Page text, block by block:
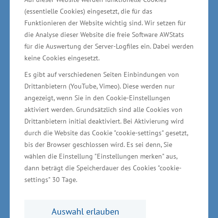
(essentielle Cookies) eingesetzt, die für das
Funktionieren der Website wichtig sind. Wir setzen für
die Analyse dieser Website die freie Software AWStats
für die Auswertung der Server-Logfiles ein. Dabei werden
keine Cookies eingesetzt.
Es gibt auf verschiedenen Seiten Einbindungen von
Drittanbietern (YouTube, Vimeo). Diese werden nur
angezeigt, wenn Sie in den Cookie-Einstellungen
aktiviert werden. Grundsätzlich sind alle Cookies von
Drittanbietern initial deaktiviert. Bei Aktivierung wird
durch die Website das Cookie "cookie-settings" gesetzt,
bis der Browser geschlossen wird. Es sei denn, Sie
wählen die Einstellung "Einstellungen merken" aus,
dann beträgt die Speicherdauer des Cookies "cookie-
settings" 30 Tage.
Auswahl erlauben
sich bemerkbar. Das verarbeitende Gewerbe ist
der Wachstumstreiber der heimischen
Wirtschaft. Das ist ein gutes Zeichen.
Unternehmern erweitern oder siedeln sich neu
an. Das schafft Arbeit im Land“, betonte Glawe
weiter. „Wichtig ist, dass viele Menschen von der
guten wirtschaftlichen Entwicklung am Ende
auch beim Einkommen profitieren. Wir haben
noch viel zu tun“.
Um Investoren im In- und Ausland werben
„Entscheidend ist es, intensiv um Investoren